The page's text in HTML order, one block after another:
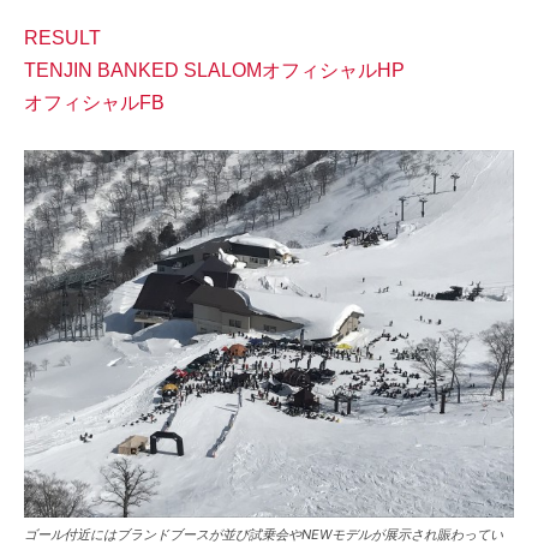
RESULT
TENJIN BANKED SLALOMオフィシャルHP
オフィシャルFB
ゴール付近にはブランドブースが並び試乗会やNEWモデルが展示され賑わってい